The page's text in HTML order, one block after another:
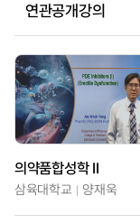
연관공개강의
의약품합성학 II
삼육대학교 양재욱